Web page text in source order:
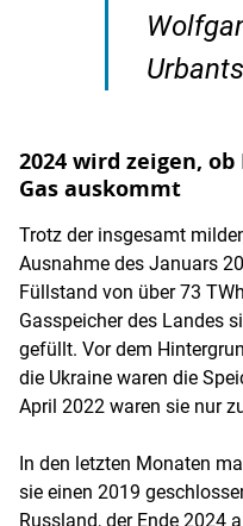
2024 wird zeigen,
Gas auskommt
Trotz der insgesamt
Ausnahme des Januars
Füllstand von über 73
Gasspeicher des Landes
gefüllt. Vor dem
die Ukraine waren die
April 2022 waren sie nur
In den letzten Monaten
sie einen 2019
Russland, der Ende 2024